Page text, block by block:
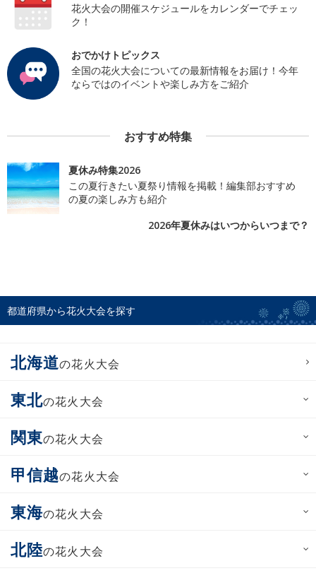
花火大会の開催スケジュールをカレンダーでチェッ
ク！
おでかけトピックス
全国の花火大会についての最新情報をお届け！今年
ならではのイベントや楽しみ方をご紹介
おすすめ特集
夏休み特集2026
この夏行きたい夏祭り情報を掲載！編集部おすすめ
の夏の楽しみ方も紹介
2026年夏休みはいつからいつまで？
都道府県から花火大会を探す
北海道の花火大会
東北の花火大会
関東の花火大会
甲信越の花火大会
東海の花火大会
北陸の花火大会